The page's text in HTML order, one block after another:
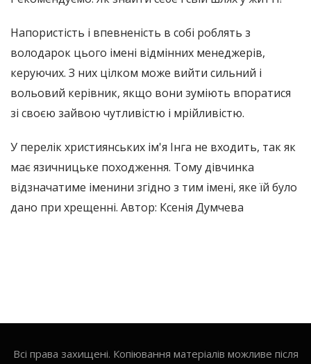
Напористість і впевненість в собі роблять з
володарок цього імені відмінних менеджерів,
керуючих. З них цілком може вийти сильний і
вольовий керівник, якщо вони зуміють впоратися
зі своєю зайвою чутливістю і мрійливістю.
У перелік християнських ім'я Інга не входить, так як
має язичницьке походження. Тому дівчинка
відзначатиме іменини згідно з тим імені, яке їй було
дано при хрещенні. Автор: Ксенія Думчева
Всі права захищені. Копіювання матеріалів можливе після